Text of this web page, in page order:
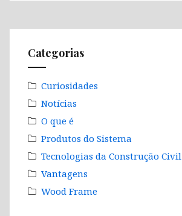
Categorias
Curiosidades
Notícias
O que é
Produtos do Sistema
Tecnologias da Construção Civil
Vantagens
Wood Frame